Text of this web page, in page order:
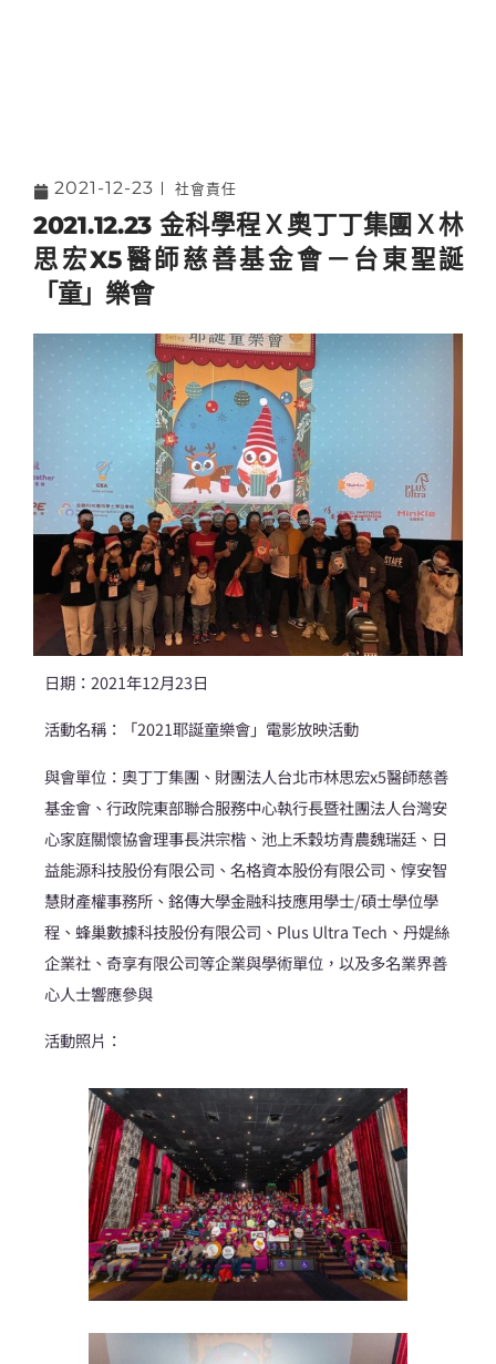
2021-12-23 社會責任
2021.12.23 金科學程Ｘ奧丁丁集團Ｘ林
思宏X5醫師慈善基金會－台東聖誕
「童」樂會
日期：2021年12月23日
活動名稱：「2021耶誕童樂會」電影放映活動
與會單位：奧丁丁集團、財團法人台北市林思宏x5醫師慈善
基金會、行政院東部聯合服務中心執行長暨社團法人台灣安
心家庭關懷協會理事長洪宗楷、池上禾穀坊青農魏瑞廷、日
益能源科技股份有限公司、名格資本股份有限公司、惇安智
慧財產權事務所、銘傳大學金融科技應用學士/碩士學位學
程、蜂巢數據科技股份有限公司、Plus Ultra Tech、丹媞絲
企業社、奇享有限公司等企業與學術單位，以及多名業界善
心人士響應參與
活動照片：